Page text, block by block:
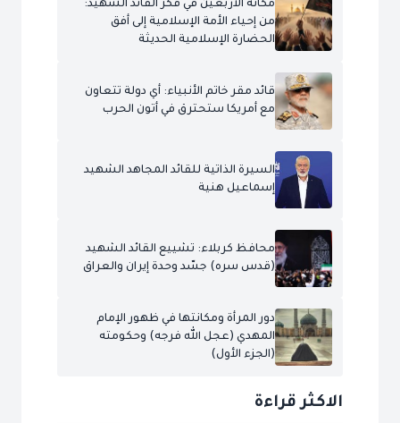
مكانة الأربعين في فكر القائد الشهيد:
من إحياء الأمة الإسلامية إلى أفق
الحضارة الإسلامية الحديثة
قائد مقر خاتم الأنبياء: أي دولة تتعاون
مع أمريكا ستحترق في أتون الحرب
السيرة الذاتية للقائد المجاهد الشهيد
إسماعيل هنية
محافظ كربلاء: تشييع القائد الشهيد
(قدس سره) جسّد وحدة إيران والعراق
دور المرأة ومكانتها في ظهور الإمام
المهدي (عجل الله فرجه) وحكومته
(الجزء الأول)
الاكثر قراءة